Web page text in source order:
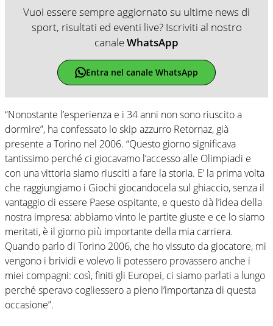
Vuoi essere sempre aggiornato su ultime news di
sport, risultati ed eventi live? Iscriviti al nostro
canaleWhatsApp
Entra nel canale WhatsApp
“Nonostante l’esperienza e i 34 anni non sono riuscito a
dormire”, ha confessato lo skip azzurro Retornaz, già
presente a Torino nel 2006. “Questo giorno significava
tantissimo perché ci giocavamo l’accesso alle Olimpiadi e
con una vittoria siamo riusciti a fare la storia. E’ la prima volta
che raggiungiamo i Giochi giocandocela sul ghiaccio, senza il
vantaggio di essere Paese ospitante, e questo dà l’idea della
nostra impresa: abbiamo vinto le partite giuste e ce lo siamo
meritati, è il giorno più importante della mia carriera.
Quando parlo di Torino 2006, che ho vissuto da giocatore, mi
vengono i brividi e volevo li potessero provassero anche i
miei compagni: così, finiti gli Europei, ci siamo parlati a lungo
perché speravo cogliessero a pieno l’importanza di questa
occasione”.